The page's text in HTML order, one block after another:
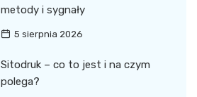
metody i sygnały
5 sierpnia 2026
Sitodruk – co to jest i na czym
polega?